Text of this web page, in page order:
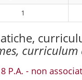
1
P.A. - non